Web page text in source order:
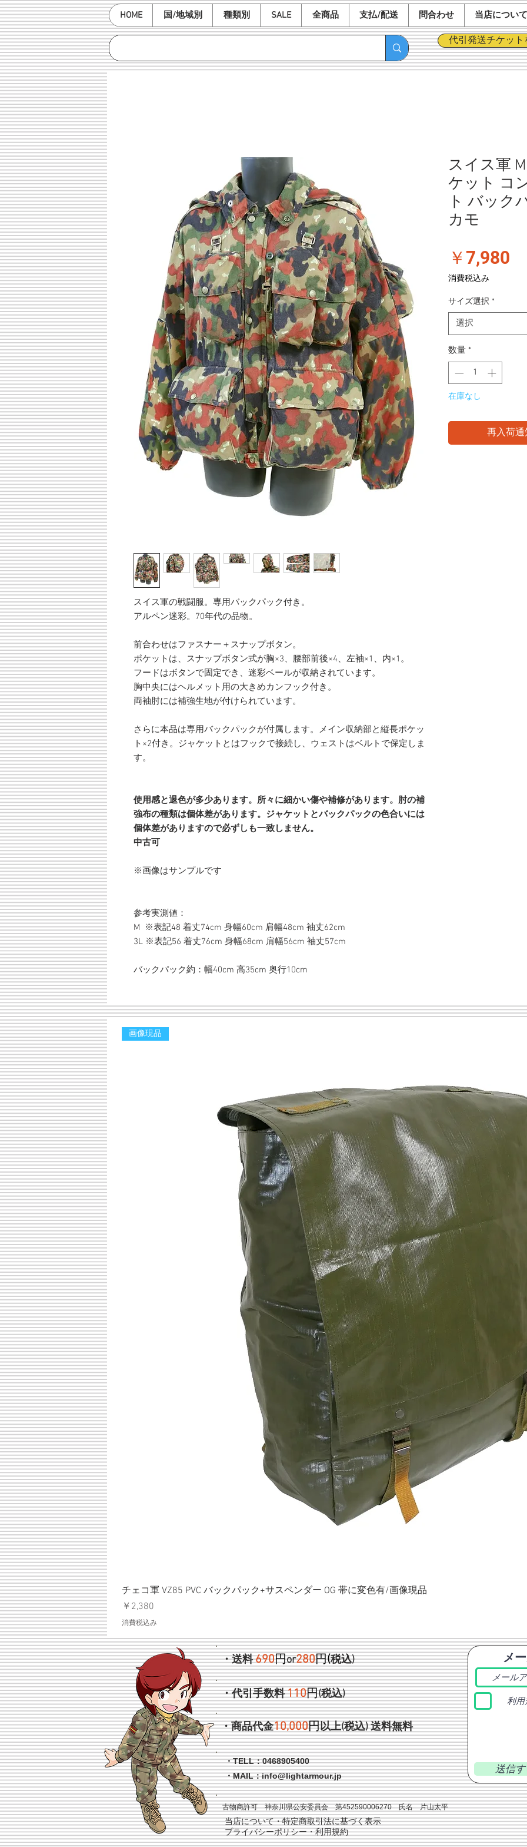
HOME 国/地域別 種類別 SALE 全商品 支払/配送 問合わせ 当店について
代引発送チケッ
スイス軍の戦闘服。専用バックパック付き。
アルペン迷彩。70年代の品物。
前合わせはファスナー＋スナップボタン。
ポケットは、スナップボタン式が胸×3、腰部前後×4、左袖×1、内×1。
フードはボタンで固定でき、迷彩ベールが収納されています。
胸中央にはヘルメット用の大きめカンフック付き。
両袖肘には補強生地が付けられています。
さらに本品は専用バックパックが付属します。メイン収納部と縦長ポケッ
ト×2付き。ジャケットとはフックで接続し、ウェストはベルトで保定しま
す。
使用感と退色が多少あります。所々に細かい傷や補修があります。肘の補
強布の種類は個体差があります。ジャケットとバックパックの色合いには
個体差がありますので必ずしも一致しません。
中古可
※画像はサンプルです
参考実測値：
M ※表記48 着丈74cm 身幅60cm 肩幅48cm 袖丈62cm
3L ※表記56 着丈76cm 身幅68cm 肩幅56cm 袖丈57cm
バックパック約：幅40cm 高35cm 奥行10cm
スイス軍
ケット コ
ト バック
カモ
￥7,980
消費税込み
サイズ選択 *
選択
数量 *
在庫なし
再入荷
画像現品
チェコ軍 VZ85 PVC バックパック+サスペンダー OG 帯に変色有/画像現品
価格
￥2,380
消費税込み
・送料690円or280円(税込)
・代引手数料110円(税込)
・商品代金10,000円以上(税込)送料無料
・TELL：0468905400
・MAIL：info@lightarmour.jp
古物商許可 神奈川県公安委員会 第452590006270 氏名 片山太平
当店について・特定商取引法に基づく表示
プライバシーポリシー・利用規約
メ
利用
送信